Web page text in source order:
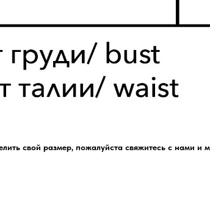
свой размер, пожалуйста свяжитесь с нами и